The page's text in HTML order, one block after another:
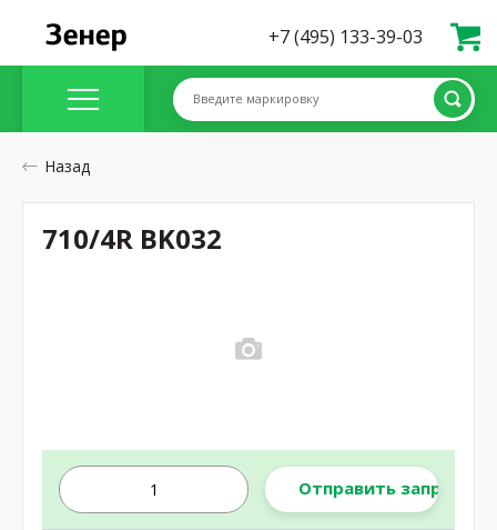
+7 (495) 133-39-03
Введите маркировку
Назад
Отправить запрос
710/4R BK032